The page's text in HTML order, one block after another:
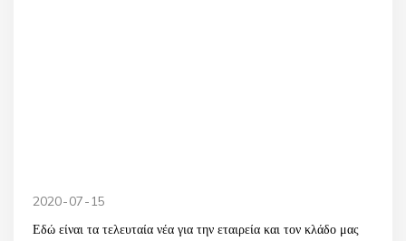
Εδώ είναι τα τελευταία νέα για την εταιρεία και τον κλάδο μας
2020 07 15